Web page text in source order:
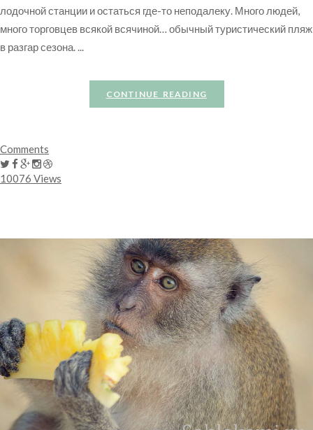
лодочной станции и остаться где-то неподалеку. Много людей,
много торговцев всякой всячиной… обычный туристический пляж
в разгар сезона. ...
CONTINUE READING
Comments
10076 Views